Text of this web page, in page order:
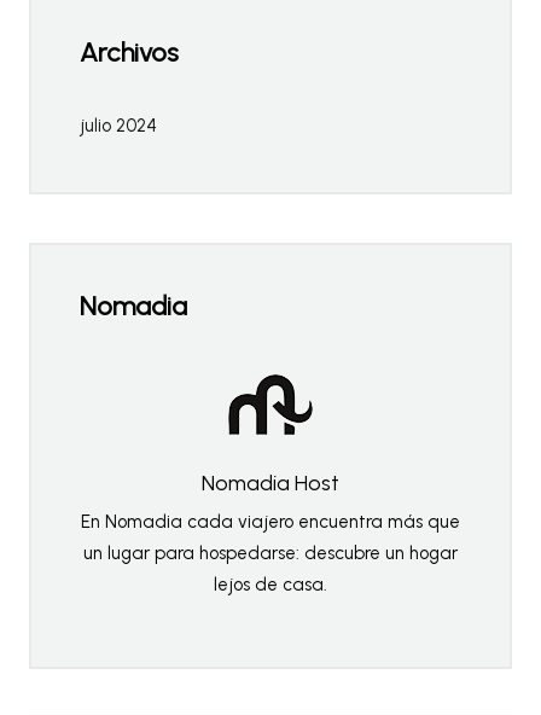
Archivos
julio 2024
Nomadia
Nomadia Host
En Nomadia cada viajero encuentra más que
un lugar para hospedarse: descubre un hogar
lejos de casa.